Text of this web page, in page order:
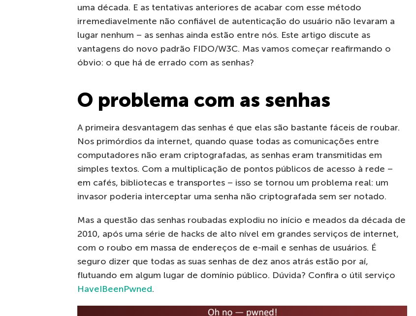
uma década. E as tentativas anteriores de acabar com esse método
irremediavelmente não confiável de autenticação do usuário não levaram a
lugar nenhum – as senhas ainda estão entre nós. Este artigo discute as
vantagens do novo padrão FIDO/W3C. Mas vamos começar reafirmando o
óbvio: o que há de errado com as senhas?
O problema com as senhas
A primeira desvantagem das senhas é que elas são bastante fáceis de roubar.
Nos primórdios da internet, quando quase todas as comunicações entre
computadores não eram criptografadas, as senhas eram transmitidas em
simples textos. Com a multiplicação de pontos públicos de acesso à rede –
em cafés, bibliotecas e transportes – isso se tornou um problema real: um
invasor poderia interceptar uma senha não criptografada sem ser notado.
Mas a questão das senhas roubadas explodiu no início e meados da década de
2010, após uma série de hacks de alto nível em grandes serviços de internet,
com o roubo em massa de endereços de e-mail e senhas de usuários. É
seguro dizer que todas as suas senhas de dez anos atrás estão por aí,
flutuando em algum lugar de domínio público. Dúvida? Confira o útil serviço
HaveIBeenPwned.